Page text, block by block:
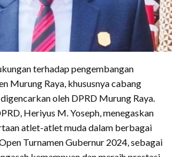
terhadap pengembangan
Murung Raya, khususnya cabang
oleh DPRD Murung Raya.
Heriyus M. Yoseph, menegaskan
atlet-atlet muda dalam berbagai
Turnamen Gubernur 2024, sebagai